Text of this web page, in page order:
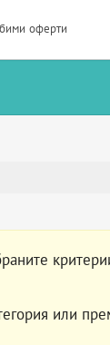
оферти
или